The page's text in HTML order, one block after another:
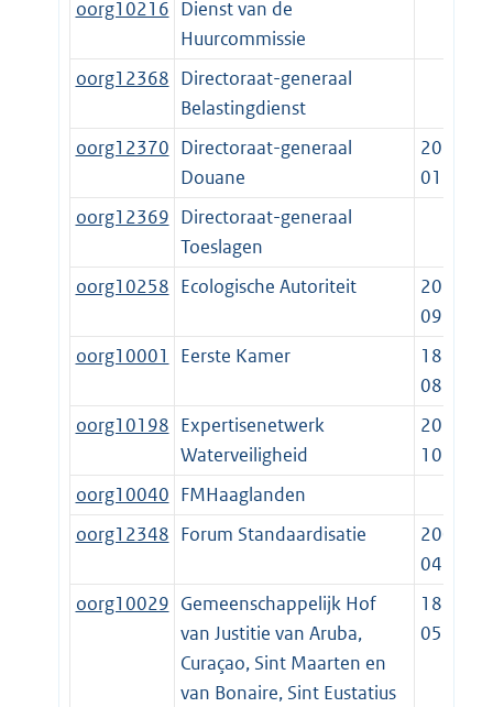
oorg10216 Dienst van de
Huurcommissie
oorg12368 Directoraat-generaal
Belastingdienst
oorg12370 Directoraat-generaal
Douane
2021-
01-01
oorg12369 Directoraat-generaal
Toeslagen
oorg10258 Ecologische Autoriteit
2022-
09-19
oorg10001
Eerste Kamer
1815-
08-24
oorg10198 Expertisenetwerk
Waterveiligheid
2014-
10-23
oorg10040 FMHaaglanden
oorg12348 Forum Standaardisatie
2006-
04-09
oorg10029 Gemeenschappelijk Hof
van Justitie van Aruba,
Curaçao, Sint Maarten en
van Bonaire, Sint Eustatius
1869-
05-01